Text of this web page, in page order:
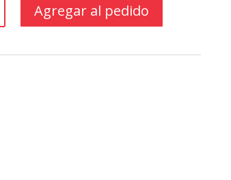
Agregar al pedido